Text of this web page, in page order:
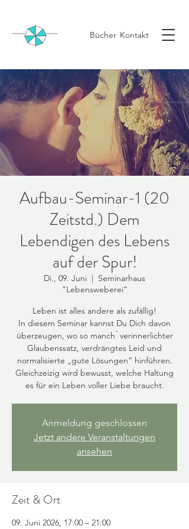
Bücher Kontakt
Aufbau-Seminar-1 (20
Zeitstd.) Dem
Lebendigen des Lebens
auf der Spur!
Di., 09. Juni
  |
Seminarhaus
"Lebensweberei"
Leben ist alles andere als zufällig!
In diesem Seminar kannst Du Dich davon
überzeugen, wo so manch ́ verinnerlichter
Glaubenssatz, verdrängtes Leid und
normalisierte „gute Lösungen“ hinführen.
Gleichzeizig wird bewusst, welche Haltung
es für ein Leben voller Liebe braucht.
Anmeldung geschlossen
Jetzt andere Veranstaltungen
ansehen
Zeit & Ort
09. Juni 2026, 17:00 – 21:00